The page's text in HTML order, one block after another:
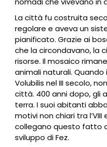
La città fu costruita
regolare e aveva un
pianificato. Grazie ai
che la circondavano, la
risorse. Il mosaico
animali naturali. Quando
Volubilis nel III secolo,
città. 400 anni dopo, gli
terra. I suoi abitanti
motivi non chiari tra l’VIII
collegano questo fatto
sviluppo di Fez.